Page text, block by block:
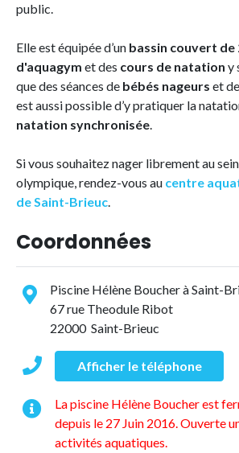
public.
Elle est équipée d’un bassin couvert de
d'aquagym et des cours de natation y
que des séances de bébés nageurs et
est aussi possible d’y pratiquer la
natation synchronisée.
Si vous souhaitez nager librement au
olympique, rendez-vous au centre
de Saint-Brieuc.
Coordonnées
Piscine Hélène Boucher à Saint-
67 rue Theodule Ribot
22000 Saint-Brieuc
Afficher le téléphone
La piscine Hélène Boucher est
depuis le 27 Juin 2016. Ouverte
activités aquatiques.